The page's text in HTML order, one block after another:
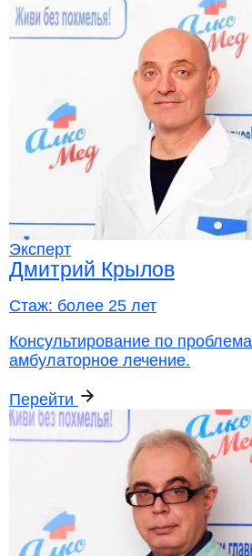
Эксперт
Дмитрий Крылов
Стаж: более 25 лет
Консультирование по
амбулаторное лечение.
Перейти